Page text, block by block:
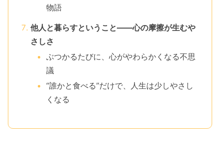
物語
他人と暮らすということ――心の摩擦が生むや
さしさ
ぶつかるたびに、心がやわらかくなる不思
議
“誰かと食べる”だけで、人生は少しやさし
くなる